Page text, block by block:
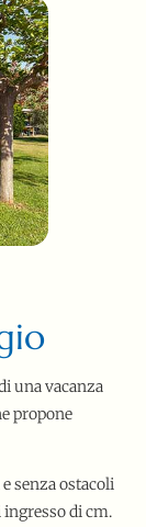
una vacanza
propone
senza ostacoli
ingresso di cm.